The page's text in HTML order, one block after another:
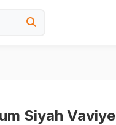
Siyah